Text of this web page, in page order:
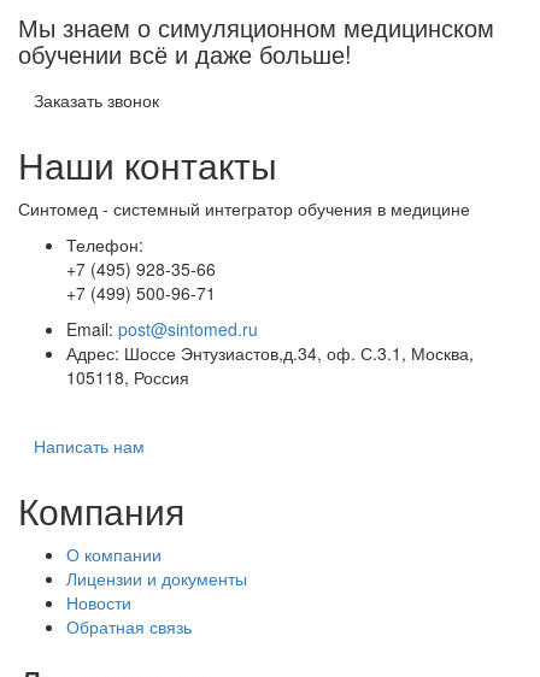
Мы знаем о симуляционном медицинском
обучении всё и даже больше!
Заказать звонок
Наши контакты
Синтомед - системный интегратор обучения в медицине
Телефон:
+7 (495) 928-35-66
+7 (499) 500-96-71
Email: post@sintomed.ru
Адрес: Шоссе Энтузиастов,д.34, оф. С.3.1, Москва,
105118, Россия
Написать нам
Компания
О компании
Лицензии и документы
Новости
Обратная связь